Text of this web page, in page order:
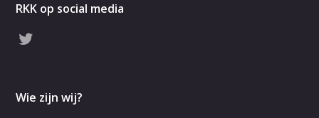
RKK op social media
Wie zijn wij?